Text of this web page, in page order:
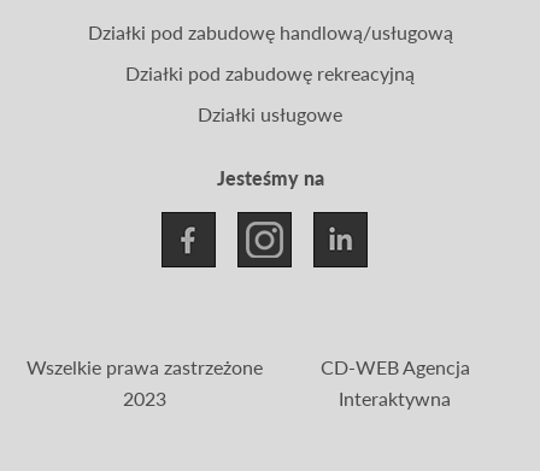
Jesteśmy na
Działki pod zabudowę handlową/usługową
Działki pod zabudowę rekreacyjną
Działki usługowe
Wszelkie prawa zastrzeżone
2023
CD-WEB Agencja
Interaktywna